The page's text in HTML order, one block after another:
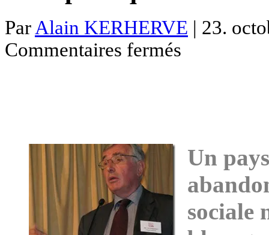
Par Alain KERHERVE | 23.
Commentaires fermés
Un
sociale